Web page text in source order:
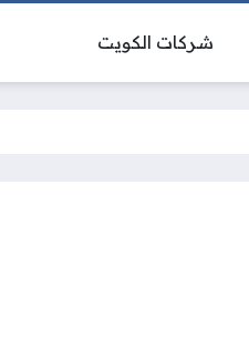
شركات الكويت